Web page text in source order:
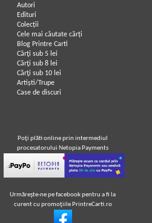
Autori
Edituri
Colecții
Cele mai căutate cărți
Blog Printre Carti
Cărţi sub 5 lei
Cărţi sub 8 lei
Cărţi sub 10 lei
Artiști/Trupe
Case de discuri
Poţi plăti online prin intermediul
procesatorului Netopia Payments
Urmăreşte-ne pe facebook pentru a fi la
curent cu promoţiile PrintreCarti.ro